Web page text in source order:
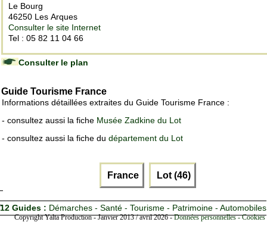
Le Bourg
46250 Les Arques
Consulter le site Internet
Tel : 05 82 11 04 66
Consulter le plan
Guide Tourisme France
Informations détaillées extraites du Guide Tourisme France :
- consultez aussi la fiche Musée Zadkine du Lot
- consultez aussi la fiche du département du Lot
France Lot (46)
12 Guides : Démarches - Santé - Tourisme - Patrimoine - Automobiles
Copyright Yalta Production - Janvier 2013 / avril 2026 -Données personnelles -